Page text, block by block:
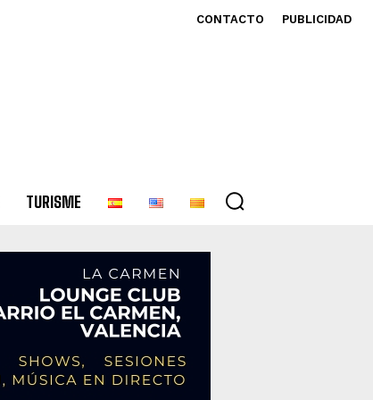
CONTACTO PUBLICIDAD
TURISME